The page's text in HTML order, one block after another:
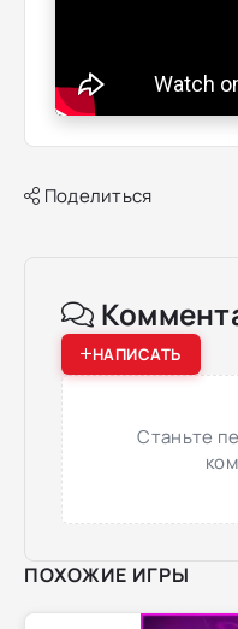
Поделиться
НАПИСАТЬ
Станьте
ПОХОЖИЕ ИГРЫ